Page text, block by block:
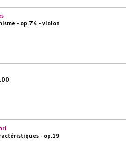
- op.74 - violon
- op.19